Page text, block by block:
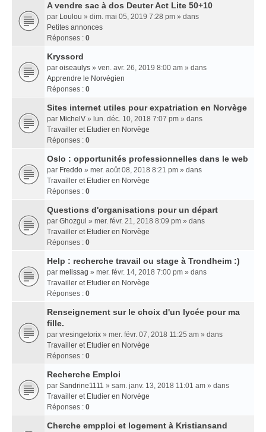
A vendre sac à dos Deuter Act Lite 50+10
par Loulou » dim. mai 05, 2019 7:28 pm » dans
Petites annonces
Réponses : 0
Kryssord
par oiseaulys » ven. avr. 26, 2019 8:00 am » dans
Apprendre le Norvégien
Réponses : 0
Sites internet utiles pour expatriation en Norvège
par MichelV » lun. déc. 10, 2018 7:07 pm » dans
Travailler et Etudier en Norvège
Réponses : 0
Oslo : opportunités professionnelles dans le web
par Freddo » mer. août 08, 2018 8:21 pm » dans
Travailler et Etudier en Norvège
Réponses : 0
Questions d'organisations pour un départ
par Ghozgul » mer. févr. 21, 2018 8:09 pm » dans
Travailler et Etudier en Norvège
Réponses : 0
Help : recherche travail ou stage à Trondheim :)
par melissag » mer. févr. 14, 2018 7:00 pm » dans
Travailler et Etudier en Norvège
Réponses : 0
Renseignement sur le choix d'un lycée pour ma
fille.
par vresingetorix » mer. févr. 07, 2018 11:25 am » dans
Travailler et Etudier en Norvège
Réponses : 0
Recherche Emploi
par Sandrine1111 » sam. janv. 13, 2018 11:01 am » dans
Travailler et Etudier en Norvège
Réponses : 0
Cherche empploi et logement à Kristiansand